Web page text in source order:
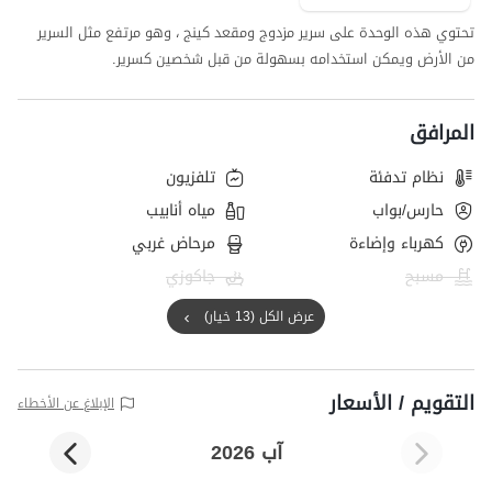
تحتوي هذه الوحدة على سرير مزدوج ومقعد كينج ، وهو مرتفع مثل السرير
من الأرض ويمكن استخدامه بسهولة من قبل شخصين كسرير.
المرافق
نظام تدفئة
تلفزيون
حارس/بواب
مياه أنابيب
كهرباء وإضاءة
مرحاض غربي
مسبح
جاكوزي
عرض الكل (13 خيار)
التقويم / الأسعار الإبلاغ عن الأخطاء
آب 2026